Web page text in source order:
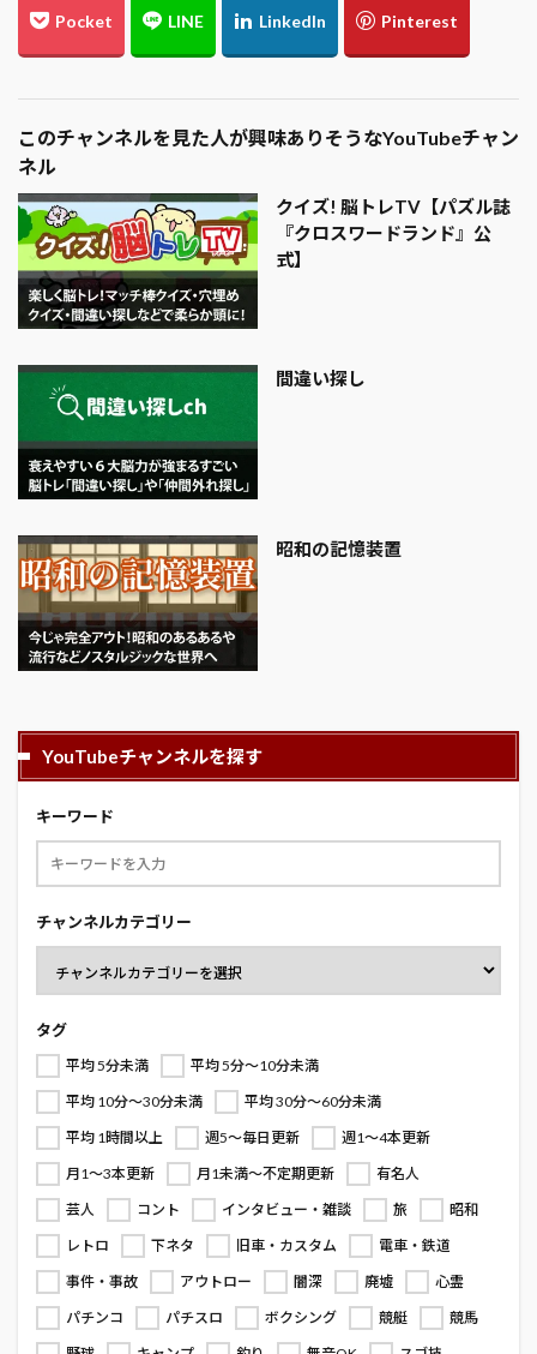
このチャンネルを見た人が興味ありそうなYouTubeチャン
ネル
クイズ! 脳トレTV【パズル誌
『クロスワードランド』公
式】
間違い探し
昭和の記憶装置
YouTubeチャンネルを探す
キーワード
チャンネルカテゴリー
タグ
平均 5分未満
平均 5分～10分未満
平均 10分～30分未満
平均 30分～60分未満
平均 1時間以上
週5～毎日更新
週1～4本更新
月1～3本更新
月1未満～不定期更新
有名人
芸人
コント インタビュー・雑談 旅
昭和
レトロ
下ネタ 旧車・カスタム
電車・鉄道
事件・事故
アウトロー 闇深 廃墟
心霊
パチンコ
パチスロ ボクシング 競艇
競馬